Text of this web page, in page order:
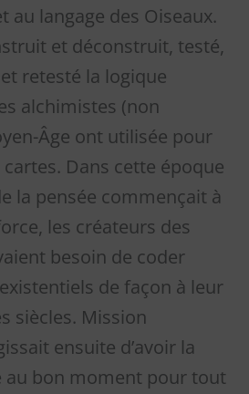
au langage des Oiseaux.
et déconstruit, testé,
retesté la logique
alchimistes (non
Âge ont utilisée pour
Dans cette époque
la pensée commençait à
les créateurs des
besoin de coder
de façon à leur
siècles. Mission
ensuite d’avoir la
au bon moment pour tout